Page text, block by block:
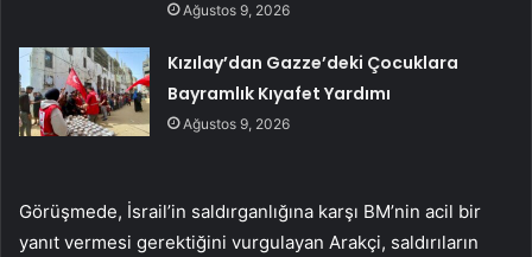
Ağustos 9, 2026
Kızılay’dan Gazze’deki Çocuklara
Bayramlık Kıyafet Yardımı
Ağustos 9, 2026
Görüşmede, İsrail’in saldırganlığına karşı BM’nin acil bir
yanıt vermesi gerektiğini vurgulayan Arakçi, saldırıların